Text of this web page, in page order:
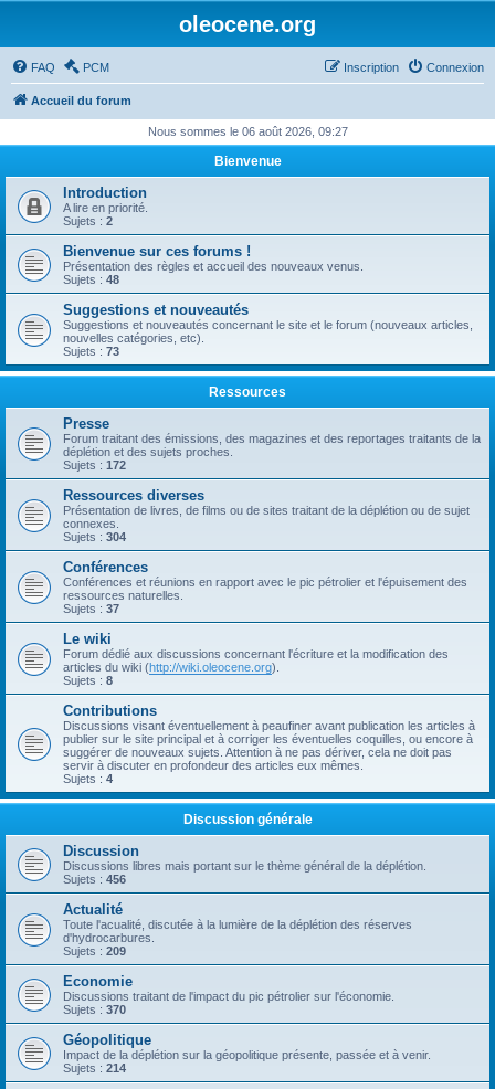
oleocene.org
FAQ PCM Connexion
Inscription
Accueil du forum
Nous sommes le 06 août 2026, 09:27
Bienvenue
Introduction
A lire en priorité.
Sujets : 2
Bienvenue sur ces forums !
Présentation des règles et accueil des nouveaux venus.
Sujets : 48
Suggestions et nouveautés
Suggestions et nouveautés concernant le site et le forum (nouveaux articles,
nouvelles catégories, etc).
Sujets : 73
Ressources
Presse
Forum traitant des émissions, des magazines et des reportages traitants de la
déplétion et des sujets proches.
Sujets : 172
Ressources diverses
Présentation de livres, de films ou de sites traitant de la déplétion ou de sujet
connexes.
Sujets : 304
Conférences
Conférences et réunions en rapport avec le pic pétrolier et l'épuisement des
ressources naturelles.
Sujets : 37
Le wiki
Forum dédié aux discussions concernant l'écriture et la modification des
articles du wiki (http://wiki.oleocene.org).
Sujets : 8
Contributions
Discussions visant éventuellement à peaufiner avant publication les articles à
publier sur le site principal et à corriger les éventuelles coquilles, ou encore à
suggérer de nouveaux sujets. Attention à ne pas dériver, cela ne doit pas
servir à discuter en profondeur des articles eux mêmes.
Sujets : 4
Discussion générale
Discussion
Discussions libres mais portant sur le thème général de la déplétion.
Sujets : 456
Actualité
Toute l'acualité, discutée à la lumière de la déplétion des réserves
d'hydrocarbures.
Sujets : 209
Economie
Discussions traitant de l'impact du pic pétrolier sur l'économie.
Sujets : 370
Géopolitique
Impact de la déplétion sur la géopolitique présente, passée et à venir.
Sujets : 214